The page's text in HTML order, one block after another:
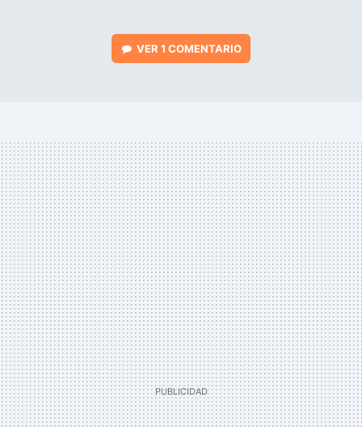
VER 1 COMENTARIO